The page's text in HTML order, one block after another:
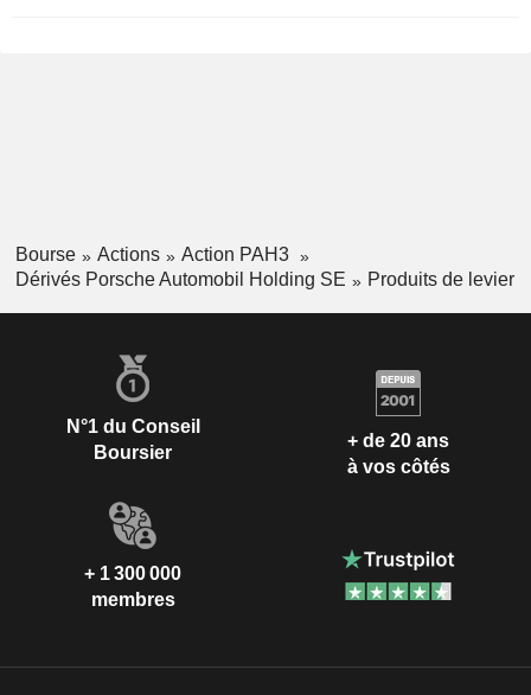
Bourse Actions
Action PAH3
Dérivés Porsche Automobil Holding SE
Produits de levier
N°1 du Conseil
Boursier
+ de 20 ans
à vos côtés
+ 1 300 000
membres